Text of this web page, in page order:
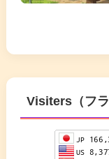
Visiters（フラ